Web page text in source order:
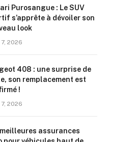
Purosangue : Le SUV
s’apprête à dévoiler son
look
2026
408 : une surprise de
son remplacement est
!
2026
meilleures assurances